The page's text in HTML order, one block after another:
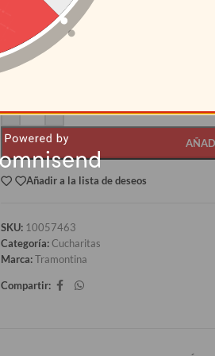
CANTIDAD
12+
Añadir a la lista de deseos
SKU: 10057463
Categoría:Cucharitas
Marca:Tramontina
Compartir: